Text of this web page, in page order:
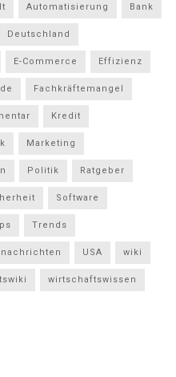
Automatisierung Bank
Deutschland
E-Commerce Effizienz
Fachkräftemangel
Kredit
Marketing
Politik Ratgeber
Software
Trends
USA wiki
wirtschaftswissen